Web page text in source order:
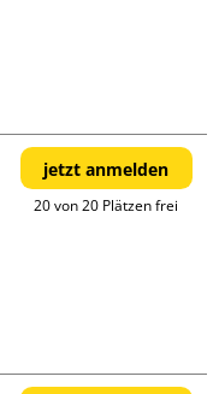
jetzt anmelden
20 von 20 Plätzen frei